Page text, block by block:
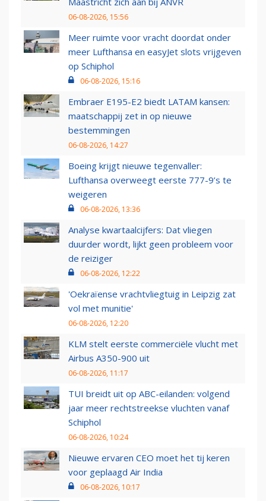
06-08-2026, 15:56
Meer ruimte voor vracht doordat onder
meer Lufthansa en easyJet slots vrijgeven
op Schiphol
06-08-2026, 15:16
Embraer E195-E2 biedt LATAM kansen:
maatschappij zet in op nieuwe
bestemmingen
06-08-2026, 14:27
Boeing krijgt nieuwe tegenvaller:
Lufthansa overweegt eerste 777-9’s te
weigeren
06-08-2026, 13:36
Analyse kwartaalcijfers: Dat vliegen
duurder wordt, lijkt geen probleem voor
de reiziger
06-08-2026, 12:22
'Oekraïense vrachtvliegtuig in Leipzig zat
vol met munitie'
06-08-2026, 12:20
KLM stelt eerste commerciële vlucht met
Airbus A350-900 uit
06-08-2026, 11:17
TUI breidt uit op ABC-eilanden: volgend
jaar meer rechtstreekse vluchten vanaf
Schiphol
06-08-2026, 10:24
Nieuwe ervaren CEO moet het tij keren
voor geplaagd Air India
06-08-2026, 10:17